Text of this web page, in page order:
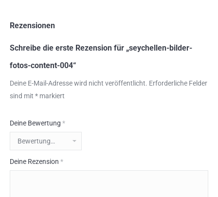
Rezensionen
Schreibe die erste Rezension für „seychellen-bilder-
fotos-content-004“
Deine E-Mail-Adresse wird nicht veröffentlicht. Erforderliche Felder
sind mit * markiert
Deine Bewertung *
Deine Rezension *